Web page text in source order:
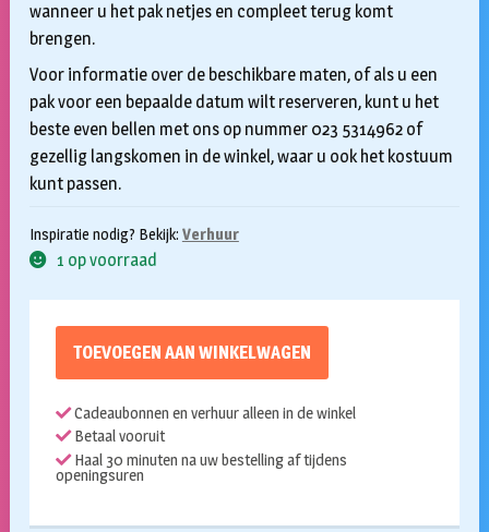
wanneer u het pak netjes en compleet terug komt
brengen.
Voor informatie over de beschikbare maten, of als u een
pak voor een bepaalde datum wilt reserveren, kunt u het
beste even bellen met ons op nummer 023 5314962 of
gezellig langskomen in de winkel, waar u ook het kostuum
kunt passen.
Inspiratie nodig? Bekijk: Verhuur
1 op voorraad
TOEVOEGEN AAN WINKELWAGEN
Cadeaubonnen en verhuur alleen in de winkel
Betaal vooruit
Haal 30 minuten na uw bestelling af tijdens
openingsuren